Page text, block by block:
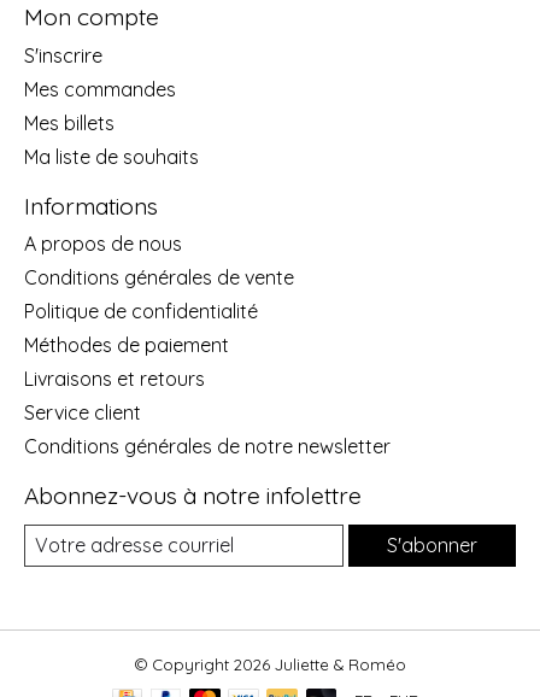
Mon compte
S'inscrire
Mes commandes
Mes billets
Ma liste de souhaits
Informations
A propos de nous
Conditions générales de vente
Politique de confidentialité
Méthodes de paiement
Livraisons et retours
Service client
Conditions générales de notre newsletter
Abonnez-vous à notre infolettre
S'abonner
© Copyright 2026 Juliette & Roméo